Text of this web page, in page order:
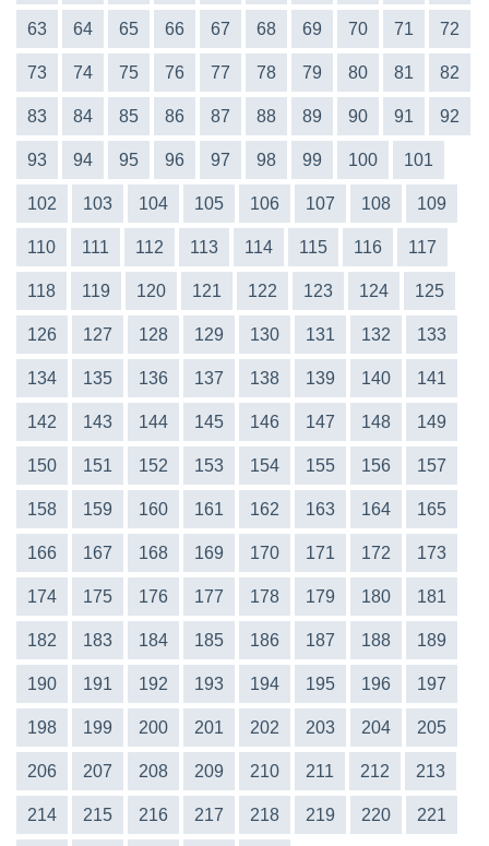
63 64 65 66 67 68 69 70 71 72
73 74 75 76 77 78 79 80 81 82
83 84 85 86 87 88 89 90 91 92
93 94 95 96 97 98 99 100 101
102 103 104 105 106 107 108 109
110 111 112 113 114 115 116 117
118 119 120 121 122 123 124 125
126 127 128 129 130 131 132 133
134 135 136 137 138 139 140 141
142 143 144 145 146 147 148 149
150 151 152 153 154 155 156 157
158 159 160 161 162 163 164 165
166 167 168 169 170 171 172 173
174 175 176 177 178 179 180 181
182 183 184 185 186 187 188 189
190 191 192 193 194 195 196 197
198 199 200 201 202 203 204 205
206 207 208 209 210 211 212 213
214 215 216 217 218 219 220 221